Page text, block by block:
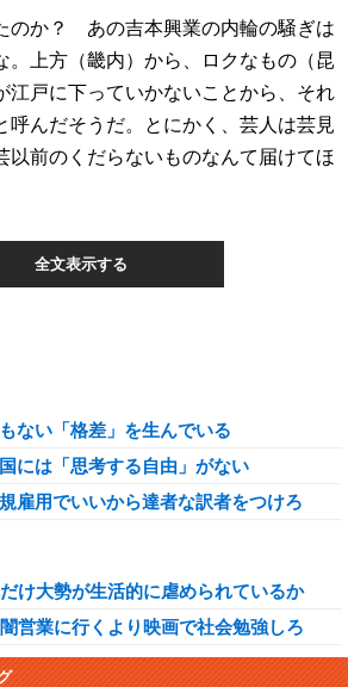
のか？ あの吉本興業の内輪の騒ぎは
。上方（畿内）から、ロクなもの（昆
江戸に下っていかないことから、それ
呼んだそうだ。とにかく、芸人は芸見
以前のくだらないものなんて届けてほ
全文表示する
ない「格差」を生んでいる
には「思考する自由」がない
雇用でいいから達者な訳者をつけろ
け大勢が生活的に虐められているか
営業に行くより映画で社会勉強しろ